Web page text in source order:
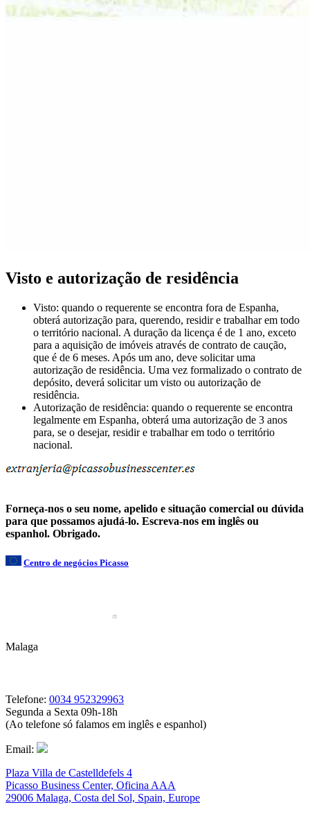
Visto e autorização de residência
Visto: quando o requerente se encontra fora de Espanha,
obterá autorização para, querendo, residir e trabalhar em todo
o território nacional. A duração da licença é de 1 ano, exceto
para a aquisição de imóveis através de contrato de caução,
que é de 6 meses. Após um ano, deve solicitar uma
autorização de residência. Uma vez formalizado o contrato de
depósito, deverá solicitar um visto ou autorização de
residência.
Autorização de residência: quando o requerente se encontra
legalmente em Espanha, obterá uma autorização de 3 anos
para, se o desejar, residir e trabalhar em todo o território
nacional.
Forneça-nos o seu nome, apelido e situação comercial ou dúvida
para que possamos ajudá-lo. Escreva-nos em inglês ou
espanhol. Obrigado.
Centro de negócios Picasso
Malaga
Telefone: 0034 952329963
Segunda a Sexta 09h-18h
(Ao telefone só falamos em inglês e espanhol)
Email:
Plaza Villa de Castelldefels 4
Picasso Business Center, Oficina AAA
29006 Malaga, Costa del Sol, Spain, Europe